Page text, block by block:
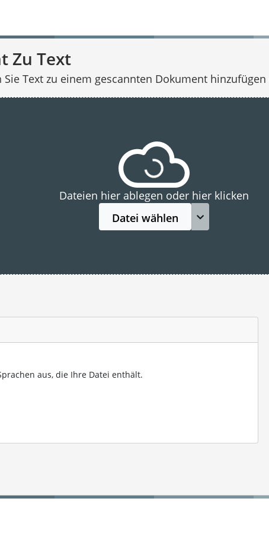
Zu Text
Text zu einem gescannten Dokument
Dateien hier ablegen oder hier klicken
Datei wählen
aus, die Ihre Datei enthält.